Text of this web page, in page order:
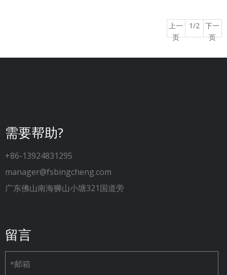
上一
页
1/2
下一
页
需要帮助?
+86-13924831295
manager@fsbingcheng.com
广东佛山南海狮山小塘321国道旁
留言
*邮箱